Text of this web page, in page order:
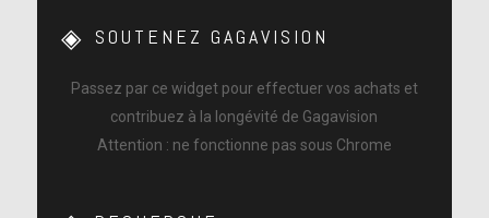
SOUTENEZ GAGAVISION
Passez par ce widget pour effectuer vos achats et
contribuez à la longévité de Gagavision
Attention : ne fonctionne pas sous Chrome